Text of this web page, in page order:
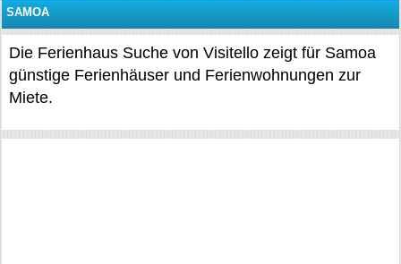
SAMOA
Die Ferienhaus Suche von Visitello zeigt für Samoa
günstige Ferienhäuser und Ferienwohnungen zur
Miete.